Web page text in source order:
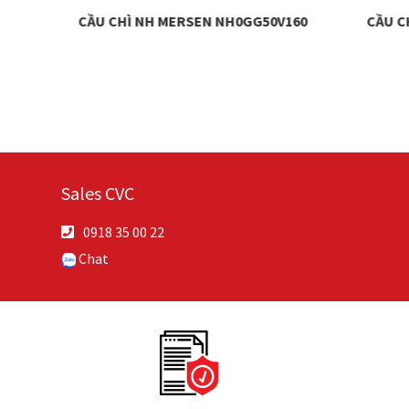
CẦU CHÌ NH MERSEN NH0GG50V160 CẦU
Sales CVC
0918 35 00 22
Chat